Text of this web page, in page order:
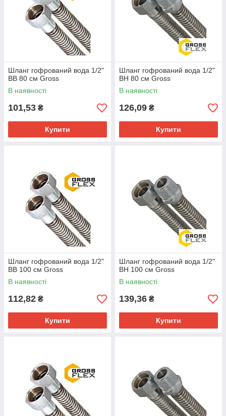
Шланг гофрований вода 1/2"
ВВ 80 см Gross
В наявності
101,53 ₴
Купити
Шланг гофрований вода 1/2"
ВН 80 см Gross
В наявності
126,09 ₴
Купити
Шланг гофрований вода 1/2"
ВВ 100 см Gross
В наявності
112,82 ₴
Купити
Шланг гофрований вода 1/2"
ВН 100 см Gross
В наявності
139,36 ₴
Купити